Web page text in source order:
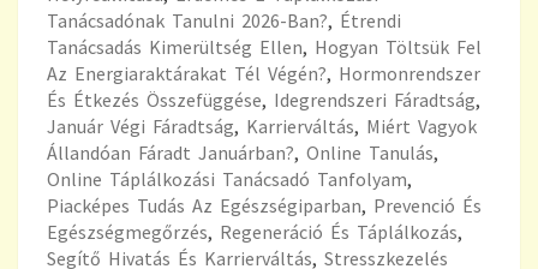
Tanácsadónak Tanulni 2026-Ban?, Étrendi
Tanácsadás Kimerültség Ellen, Hogyan Töltsük Fel
Az Energiaraktárakat Tél Végén?, Hormonrendszer
És Étkezés Összefüggése, Idegrendszeri Fáradtság,
Január Végi Fáradtság, Karrierváltás, Miért Vagyok
Állandóan Fáradt Januárban?, Online Tanulás,
Online Táplálkozási Tanácsadó Tanfolyam,
Piacképes Tudás Az Egészségiparban, Prevenció És
Egészségmegőrzés, Regeneráció És Táplálkozás,
Segítő Hivatás És Karrierváltás, Stresszkezelés